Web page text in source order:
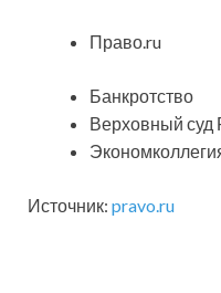
Право.ru
Банкротство
Верховный суд
Источник: pravo.ru